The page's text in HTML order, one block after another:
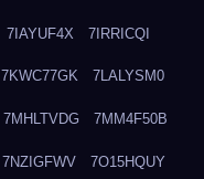
7IAYUF4X 7IRRICQI
7KWC77GK 7LALYSM0
7MHLTVDG 7MM4F50B
7NZIGFWV 7O15HQUY